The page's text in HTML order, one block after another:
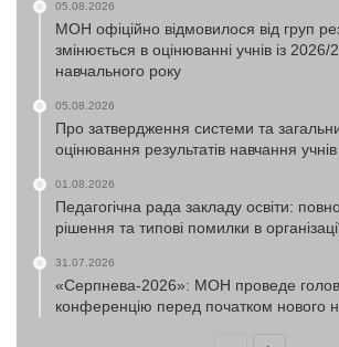
05.08.2026
МОН офіційно відмовилося від груп
змінюється в оцінюванні учнів із 2026/
навчального року
05.08.2026
Про затвердження системи та
оцінювання результатів навчання учнів
01.08.2026
Педагогічна рада закладу освіти:
рішення та типові помилки в
31.07.2026
«Серпнева-2026»: МОН проведе
конференцію перед початком нового